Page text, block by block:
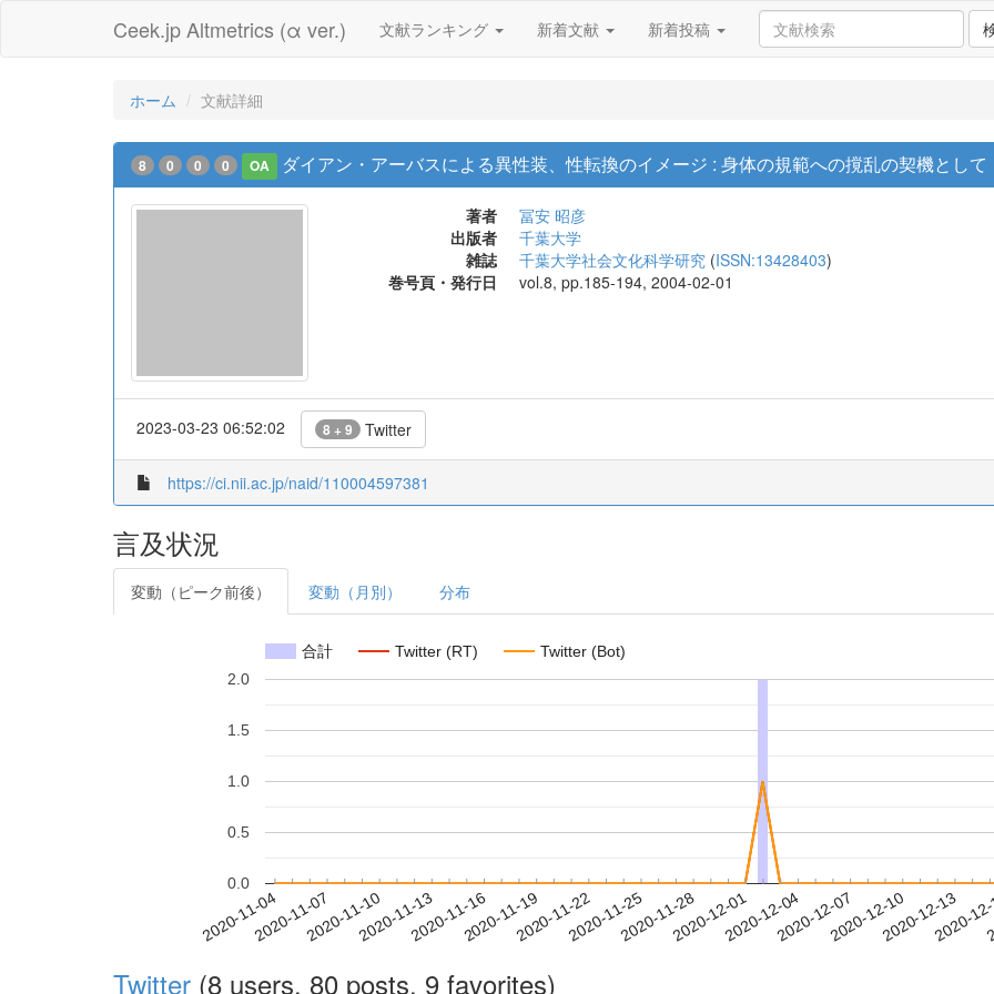
Ceek.jp Altmetrics (α ver.) 文献ランキング 新着文献 新着投稿
ホーム 文献詳細
8 0 0 0 OA ダイアン・アーバスによる異性装、性転換のイメージ : 身体の規範への撹乱の契機として
著者
冨安 昭彦
出版者
千葉大学
雑誌
千葉大学社会文化科学研究 (ISSN:13428403)
巻号頁・発行日
vol.8, pp.185-194, 2004-02-01
2023-03-23 06:52:02 8 + 9 Twitter
https://ci.nii.ac.jp/naid/110004597381
言及状況
変動（ピーク前後） 変動（月別） 分布
合計 Twitter (RT) Twitter (Bot)
2020-11-042020-11-072020-11-102020-11-132020-11-162020-11-192020-11-222020-11-252020-11-282020-12-012020-12-042020-12-072020-12-102020-12-13
2020-
0.0
0.5
1.0
1.5
2.0
Twitter (8 users, 80 posts, 9 favorites)